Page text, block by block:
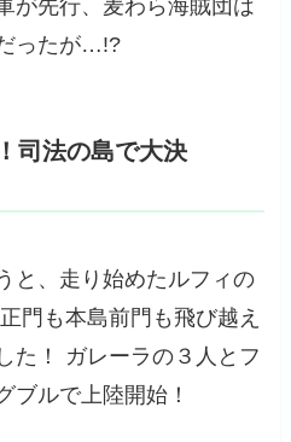
が先行、麦わら海賊団は
ったが…!?
司法の島で大決
と、走り始めたルフィの
門も本島前門も飛び越え
た！ ガレーラの３人とフ
ブルで上陸開始！